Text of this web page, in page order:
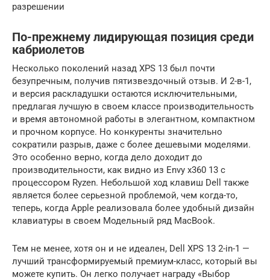
разрешении
По-прежнему лидирующая позиция среди
кабриолетов
Несколько поколений назад XPS 13 был почти
безупречным, получив пятизвездочный отзыв. И 2-в-1,
и версия раскладушки остаются исключительными,
предлагая лучшую в своем классе производительность
и время автономной работы в элегантном, компактном
и прочном корпусе. Но конкуренты значительно
сократили разрыв, даже с более дешевыми моделями.
Это особенно верно, когда дело доходит до
производительности, как видно из Envy x360 13 с
процессором Ryzen. Небольшой ход клавиш Dell также
является более серьезной проблемой, чем когда-то,
теперь, когда Apple реализовала более удобный дизайн
клавиатуры в своем Модельный ряд MacBook.
Тем не менее, хотя он и не идеален, Dell XPS 13 2-in-1 —
лучший трансформируемый премиум-класс, который вы
можете купить. Он легко получает награду «Выбор